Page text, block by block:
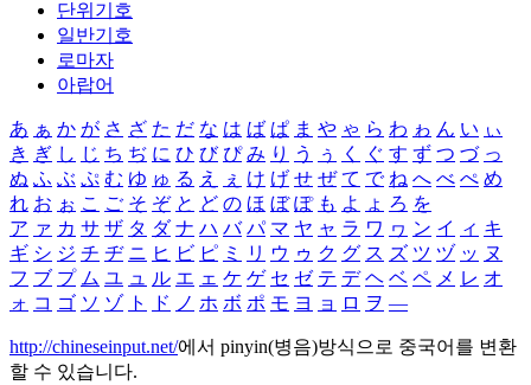
단위기호
일반기호
로마자
아랍어
あ ぁ か が さ ざ た だ な は ば ぱ ま や ゃ ら わ ゎ ん い ぃ
き ぎ し じ ち ぢ に ひ び ぴ み り う ぅ く ぐ す ず つ づ っ
ぬ ふ ぶ ぷ む ゆ ゅ る え ぇ け げ せ ぜ て で ね へ べ ぺ め
れ お ぉ こ ご そ ぞ と ど の ほ ぼ ぽ も よ ょ ろ を
ア ァ カ サ ザ タ ダ ナ ハ バ パ マ ヤ ャ ラ ワ ヮ ン イ ィ キ
ギ シ ジ チ ヂ ニ ヒ ビ ピ ミ リ ウ ゥ ク グ ス ズ ツ ヅ ッ ヌ
フ ブ プ ム ユ ュ ル エ ェ ケ ゲ セ ゼ テ デ ヘ ベ ペ メ レ オ
ォ コ ゴ ソ ゾ ト ド ノ ホ ボ ポ モ ヨ ョ ロ ヲ ―
http://chineseinput.net/에서 pinyin(병음)방식으로 중국어를 변환
할 수 있습니다.